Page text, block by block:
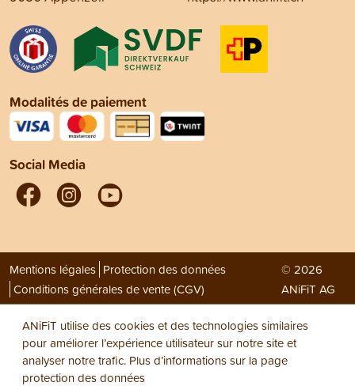
Modalités de paiement
Social Media
Mentions légales Protection des données
Conditions générales de vente (CGV)
© 2026
ANiFiT AG
ANiFiT utilise des cookies et des technologies similaires
pour améliorer l’expérience utilisateur sur notre site et
analyser notre trafic. Plus d’informations sur la page
protection des données